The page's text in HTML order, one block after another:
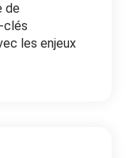
de
clés
les enjeux